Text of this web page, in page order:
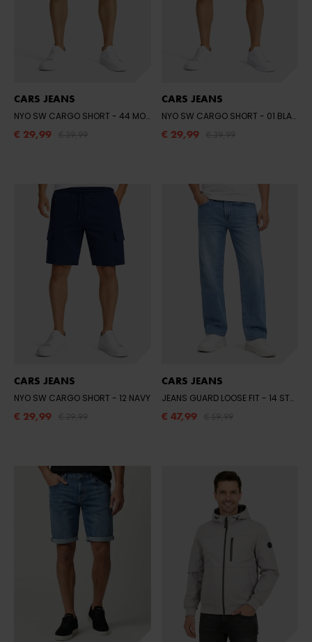
CARS JEANS
NYO SW CARGO SHORT - 44 MOSS
€ 29,99
CARS JEANS
NYO SW CARGO SHORT - 01 BLACK
€ 29,99
CARS JEANS
NYO SW CARGO SHORT - 12 NAVY
€ 29,99
CARS JEANS
JEANS GUARD LOOSE FIT - 14 STONE BLUE
€ 47,99